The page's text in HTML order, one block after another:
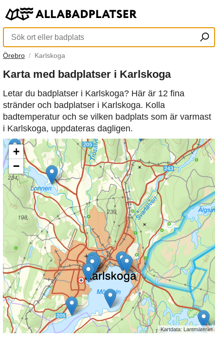
Örebro Karlskoga
Karta med badplatser i Karlskoga
Letar du badplatser i Karlskoga? Här är 12 fina
stränder och badplatser i Karlskoga. Kolla
badtemperatur och se vilken badplats som är varmast
i Karlskoga, uppdateras dagligen.
+
−
Kartdata: Lantmäteriet